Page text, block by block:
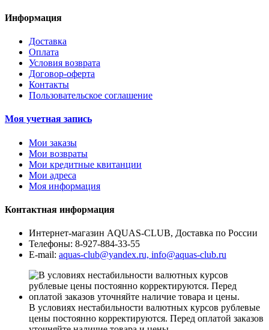
Информация
Доставка
Оплата
Условия возврата
Договор-оферта
Контакты
Пользовательское соглашение
Моя учетная запись
Мои заказы
Мои возвраты
Мои кредитные квитанции
Мои адреса
Моя информация
Контактная информация
Интернет-магазин AQUAS-CLUB, Доставка по России
Телефоны: 8-927-884-33-55
E-mail: aquas-club@yandex.ru, info@aquas-club.ru
В условиях нестабильности валютных курсов рублевые
цены постоянно корректируются. Перед оплатой заказов